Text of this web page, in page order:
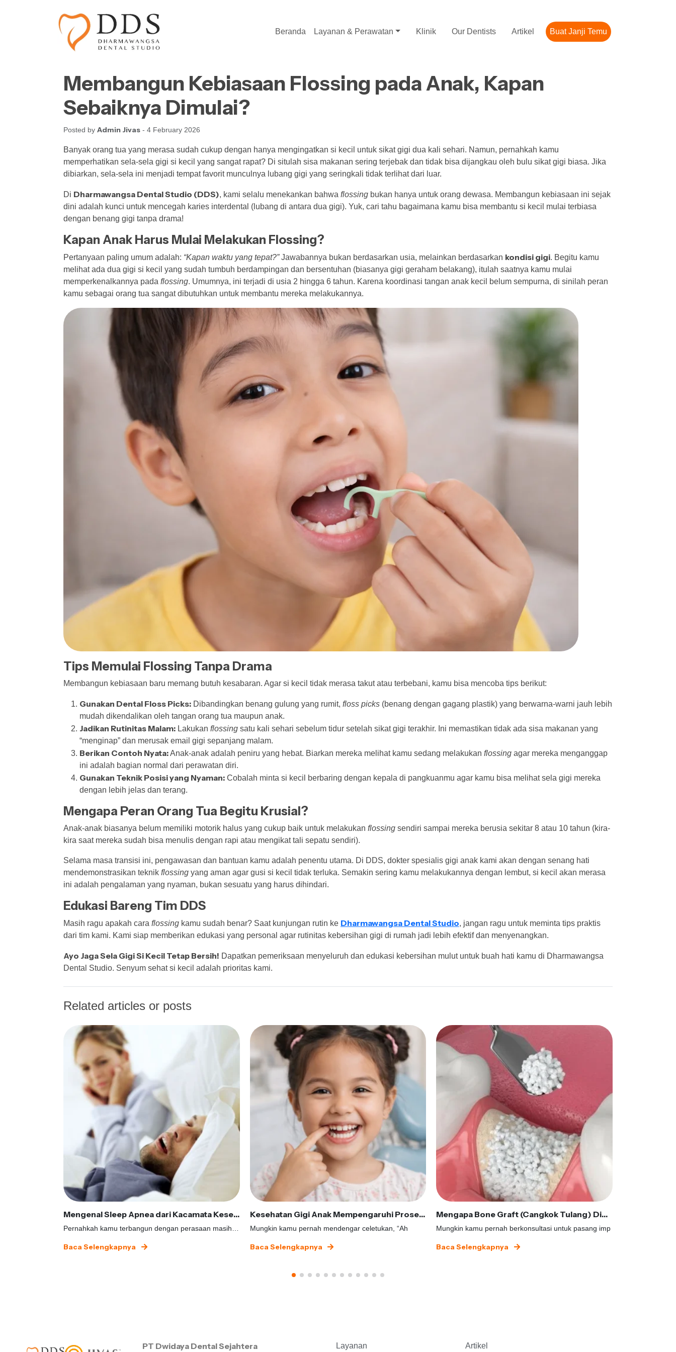
Beranda Layanan & Perawatan Klinik Our Dentists Artikel Buat Janji Temu
Membangun Kebiasaan Flossing pada Anak, Kapan
Sebaiknya Dimulai?
Posted by Admin Jivas - 4 February 2026
Banyak orang tua yang merasa sudah cukup dengan hanya mengingatkan si kecil untuk sikat gigi dua kali sehari. Namun, pernahkah kamu
memperhatikan sela-sela gigi si kecil yang sangat rapat? Di situlah sisa makanan sering terjebak dan tidak bisa dijangkau oleh bulu sikat gigi biasa. Jika
dibiarkan, sela-sela ini menjadi tempat favorit munculnya lubang gigi yang seringkali tidak terlihat dari luar.
Di Dharmawangsa Dental Studio (DDS), kami selalu menekankan bahwa flossing bukan hanya untuk orang dewasa. Membangun kebiasaan ini sejak
dini adalah kunci untuk mencegah karies interdental (lubang di antara dua gigi). Yuk, cari tahu bagaimana kamu bisa membantu si kecil mulai terbiasa
dengan benang gigi tanpa drama!
Kapan Anak Harus Mulai Melakukan Flossing?
Pertanyaan paling umum adalah: “Kapan waktu yang tepat?”Jawabannya bukan berdasarkan usia, melainkan berdasarkan kondisi gigi. Begitu kamu
melihat ada dua gigi si kecil yang sudah tumbuh berdampingan dan bersentuhan (biasanya gigi geraham belakang), itulah saatnya kamu mulai
memperkenalkannya pada flossing. Umumnya, ini terjadi di usia 2 hingga 6 tahun. Karena koordinasi tangan anak kecil belum sempurna, di sinilah peran
kamu sebagai orang tua sangat dibutuhkan untuk membantu mereka melakukannya.
Tips Memulai Flossing Tanpa Drama
Membangun kebiasaan baru memang butuh kesabaran. Agar si kecil tidak merasa takut atau terbebani, kamu bisa mencoba tips berikut:
Gunakan Dental Floss Picks: Dibandingkan benang gulung yang rumit, floss picks (benang dengan gagang plastik) yang berwarna-warni jauh lebih
mudah dikendalikan oleh tangan orang tua maupun anak.
Jadikan Rutinitas Malam: Lakukan flossing satu kali sehari sebelum tidur setelah sikat gigi terakhir. Ini memastikan tidak ada sisa makanan yang
“menginap” dan merusak email gigi sepanjang malam.
Berikan Contoh Nyata:Anak-anak adalah peniru yang hebat. Biarkan mereka melihat kamu sedang melakukan flossing agar mereka menganggap
ini adalah bagian normal dari perawatan diri.
Gunakan Teknik Posisi yang Nyaman: Cobalah minta si kecil berbaring dengan kepala di pangkuanmu agar kamu bisa melihat sela gigi mereka
dengan lebih jelas dan terang.
Mengapa Peran Orang Tua Begitu Krusial?
Anak-anak biasanya belum memiliki motorik halus yang cukup baik untuk melakukan flossing sendiri sampai mereka berusia sekitar 8 atau 10 tahun (kira-
kira saat mereka sudah bisa menulis dengan rapi atau mengikat tali sepatu sendiri).
Selama masa transisi ini, pengawasan dan bantuan kamu adalah penentu utama. Di DDS, dokter spesialis gigi anak kami akan dengan senang hati
mendemonstrasikan teknik flossing yang aman agar gusi si kecil tidak terluka. Semakin sering kamu melakukannya dengan lembut, si kecil akan merasa
ini adalah pengalaman yang nyaman, bukan sesuatu yang harus dihindari.
Edukasi Bareng Tim DDS
Masih ragu apakah cara flossing kamu sudah benar? Saat kunjungan rutin ke Dharmawangsa Dental Studio, jangan ragu untuk meminta tips praktis
dari tim kami. Kami siap memberikan edukasi yang personal agar rutinitas kebersihan gigi di rumah jadi lebih efektif dan menyenangkan.
Ayo Jaga Sela Gigi Si Kecil Tetap Bersih! Dapatkan pemeriksaan menyeluruh dan edukasi kebersihan mulut untuk buah hati kamu di Dharmawangsa
Dental Studio. Senyum sehat si kecil adalah prioritas kami.
Related articles or posts
Mengenal Sleep Apnea dari Kacamata Kesehatan Gigi
Baca Selengkapnya
Kesehatan Gigi Anak Mempengaruhi Proses Tumbuh Kembangnya, Apakah Benar?
Mungkin kamu pernah mendengar celetukan, “Ah
Baca Selengkapnya
Mengapa Bone Graft (Cangkok Tulang) Diperlukan dalam Implan Gigi?
Mungkin kamu pernah berkonsultasi untuk pasang imp
Baca Selengkapnya
PT Dwidaya Dental Sejahtera Layanan Artikel